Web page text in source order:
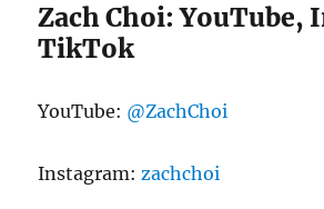
Zach Choi: YouTube,
TikTok
YouTube: @ZachChoi
Instagram:zachchoi